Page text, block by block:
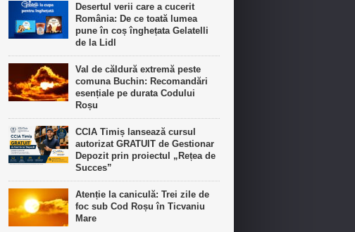
Desertul verii care a cucerit
România: De ce toată lumea
pune în coș înghețata Gelatelli
de la Lidl
Val de căldură extremă peste
comuna Buchin: Recomandări
esențiale pe durata Codului
Roșu
CCIA Timiș lansează cursul
autorizat GRATUIT de Gestionar
Depozit prin proiectul „Rețea de
Succes”
Atenție la caniculă: Trei zile de
foc sub Cod Roșu în Ticvaniu
Mare